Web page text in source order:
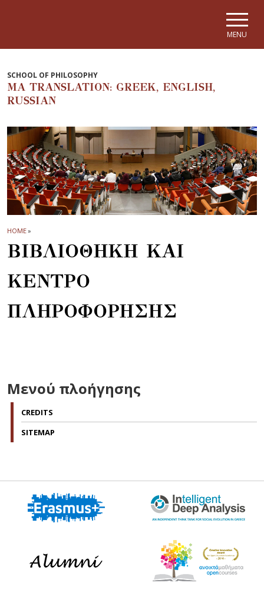
MENU
SCHOOL OF PHILOSOPHY
MA TRANSLATION: GREEK, ENGLISH,
RUSSIAN
HOME»
ΒΙΒΛΙΟΘΗΚΗ ΚΑΙ
ΚΕΝΤΡΟ
ΠΛΗΡΟΦΟΡΗΣΗΣ
Μενού πλοήγησης
CREDITS
SITEMAP